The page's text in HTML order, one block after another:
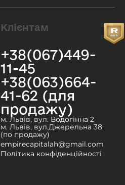
Клієнтам
+38(067)449-
11-45
+38(063)664-
41-62 (для
продажу)
м. Львів, вул. Водогінна 2
м. Львів, вул.Джерельна 38
(по продажу)
empirecapitalah@gmail.com
Політика конфіденційності